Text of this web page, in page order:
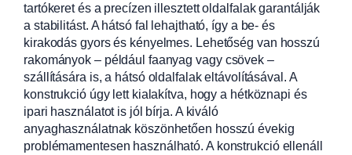
tartókeret és a precízen illesztett oldalfalak garantálják
a stabilitást. A hátsó fal lehajtható, így a be- és
kirakodás gyors és kényelmes. Lehetőség van hosszú
rakományok – például faanyag vagy csövek –
szállítására is, a hátsó oldalfalak eltávolításával. A
konstrukció úgy lett kialakítva, hogy a hétköznapi és
ipari használatot is jól bírja. A kiváló
anyaghasználatnak köszönhetően hosszú évekig
problémamentesen használható. A konstrukció ellenáll